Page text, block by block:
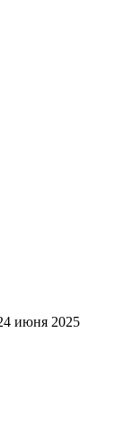
июня 2025